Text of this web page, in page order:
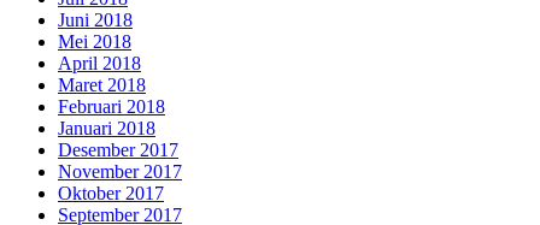
Juni 2018
Mei 2018
April 2018
Maret 2018
Februari 2018
Januari 2018
Desember 2017
November 2017
Oktober 2017
September 2017